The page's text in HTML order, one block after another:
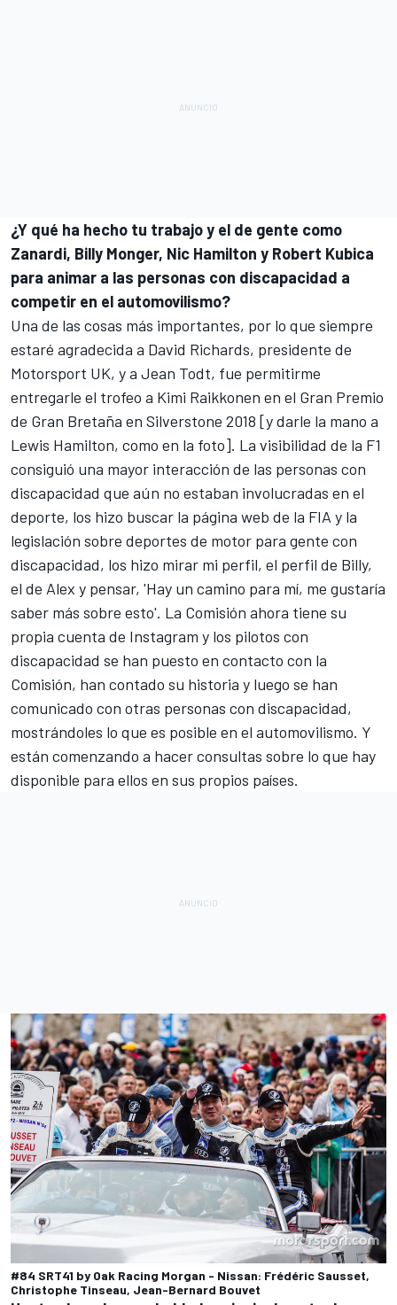
¿Y qué ha hecho tu trabajo y el de gente como
Zanardi, Billy Monger, Nic Hamilton y Robert Kubica
para animar a las personas con discapacidad a
competir en el automovilismo?
Una de las cosas más importantes, por lo que siempre
estaré agradecida a David Richards, presidente de
Motorsport UK, y a Jean Todt, fue permitirme
entregarle el trofeo a Kimi Raikkonen en el Gran Premio
de Gran Bretaña en Silverstone 2018 [y darle la mano a
Lewis Hamilton, como en la foto]. La visibilidad de la F1
consiguió una mayor interacción de las personas con
discapacidad que aún no estaban involucradas en el
deporte, los hizo buscar la página web de la FIA y la
legislación sobre deportes de motor para gente con
discapacidad, los hizo mirar mi perfil, el perfil de Billy,
el de Alex y pensar, 'Hay un camino para mí, me gustaría
saber más sobre esto'. La Comisión ahora tiene su
propia cuenta de Instagram y los pilotos con
discapacidad se han puesto en contacto con la
Comisión, han contado su historia y luego se han
comunicado con otras personas con discapacidad,
mostrándoles lo que es posible en el automovilismo. Y
están comenzando a hacer consultas sobre lo que hay
disponible para ellos en sus propios países.
#84 SRT41 by Oak Racing Morgan - Nissan: Frédéric Sausset,
Christophe Tinseau, Jean-Bernard Bouvet